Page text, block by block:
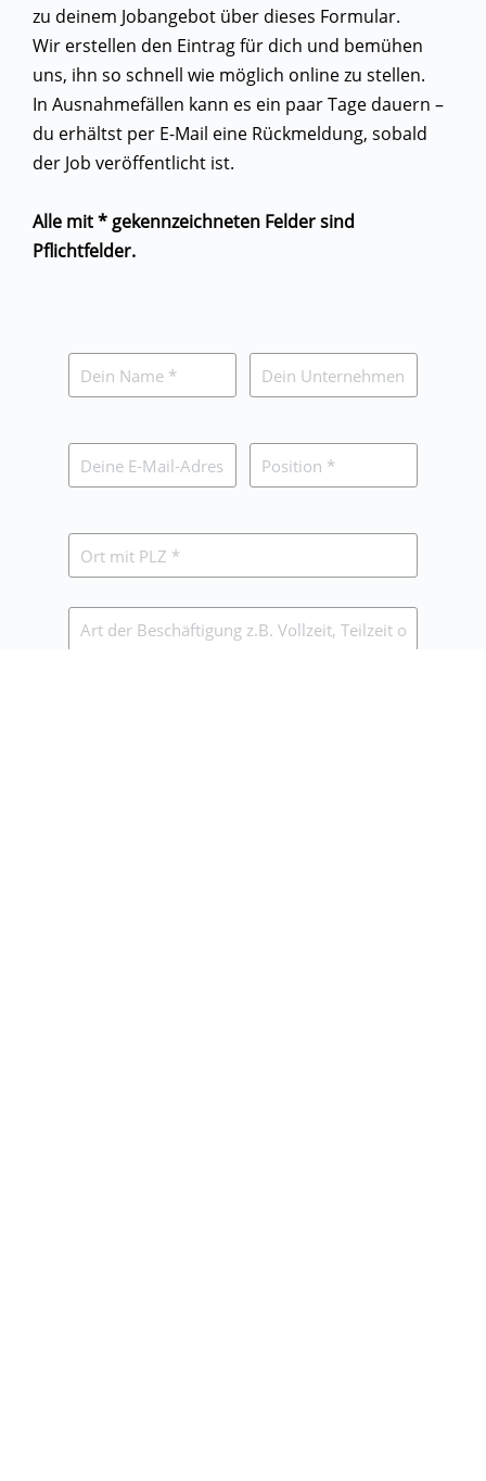
zu deinem Jobangebot über dieses Formular.
Wir erstellen den Eintrag für dich und bemühen
uns, ihn so schnell wie möglich online zu stellen.
In Ausnahmefällen kann es ein paar Tage dauern –
du erhältst per E-Mail eine Rückmeldung, sobald
der Job veröffentlicht ist.
Alle mit * gekennzeichneten Felder sind
Pflichtfelder.